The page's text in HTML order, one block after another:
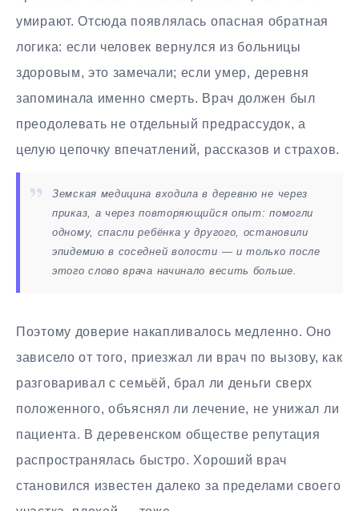
умирают. Отсюда появлялась опасная обратная
логика: если человек вернулся из больницы
здоровым, это замечали; если умер, деревня
запоминала именно смерть. Врач должен был
преодолевать не отдельный предрассудок, а
целую цепочку впечатлений, рассказов и страхов.
Земская медицина входила в деревню не через
приказ, а через повторяющийся опыт: помогли
одному, спасли ребёнка у другого, остановили
эпидемию в соседней волости — и только после
этого слово врача начинало весить больше.
Поэтому доверие накапливалось медленно. Оно
зависело от того, приезжал ли врач по вызову, как
разговаривал с семьёй, брал ли деньги сверх
положенного, объяснял ли лечение, не унижал ли
пациента. В деревенском обществе репутация
распространялась быстро. Хороший врач
становился известен далеко за пределами своего